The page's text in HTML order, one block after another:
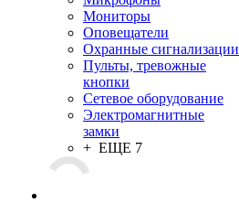
Мониторы
Оповещатели
Охранные сигнализации
Пульты, тревожные
кнопки
Сетевое оборудование
Электромагнитные
замки
+ ЕЩЕ 7